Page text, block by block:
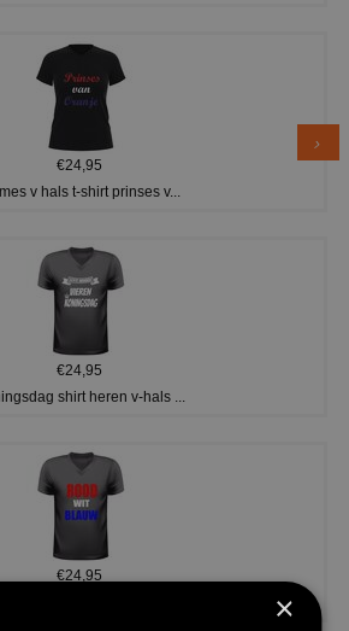
€24,95
v hals t-shirt prinses v...
€24,95
shirt heren v-hals ...
€24,95
×